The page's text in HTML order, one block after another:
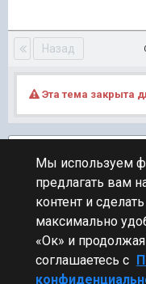
Назад
Эта тема закрыта
ПЕРЕЙТИ К СПИСКУ
Обсуждение Мира
Мы используем
предлагать вам
контент и
максимально
«Ок» и
соглашаетесь с